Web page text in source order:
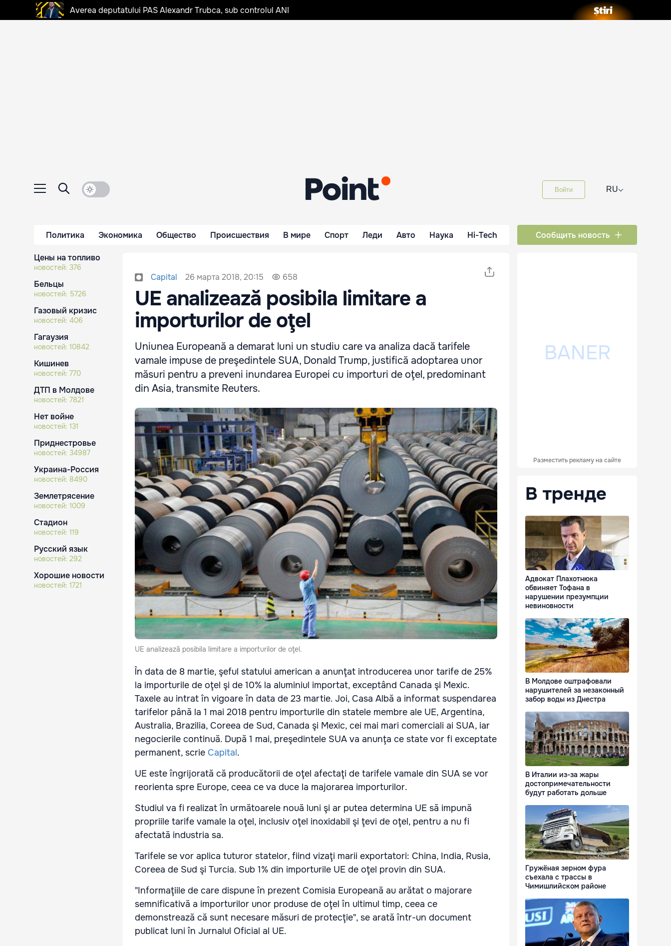
Averea deputatului PAS Alexandr Trubca, sub controlul ANI
Войти RU⌵
Политика Экономика Общество Происшествия В мире Спорт Леди Авто Наука Hi-Tech Сообщить новость
Цены на топливо
новостей: 376
Бельцы
новостей: 5726
Газовый кризис
новостей: 406
Гагаузия
новостей: 10842
Кишинев
новостей: 770
ДТП в Молдове
новостей: 7821
Нет войне
новостей: 131
Приднестровье
новостей: 34987
Украина-Россия
новостей: 8490
Землетрясение
новостей: 1009
Стадион
новостей: 119
Русский язык
новостей: 292
Хорошие новости
новостей: 1721
Capital 26 марта 2018, 20:15 658
UE analizează posibila limitare a
importurilor de oţel
Uniunea Europeană a demarat luni un studiu care va analiza dacă tarifele
vamale impuse de preşedintele SUA, Donald Trump, justifică adoptarea unor
măsuri pentru a preveni inundarea Europei cu importuri de oţel, predominant
din Asia, transmite Reuters.
UE analizează posibila limitare a importurilor de oţel.
În data de 8 martie, şeful statului american a anunţat introducerea unor tarife de 25%
la importurile de oţel şi de 10% la aluminiul importat, exceptând Canada şi Mexic.
Taxele au intrat în vigoare în data de 23 martie. Joi, Casa Albă a informat suspendarea
tarifelor până la 1 mai 2018 pentru importurile din statele membre ale UE, Argentina,
Australia, Brazilia, Coreea de Sud, Canada şi Mexic, cei mai mari comerciali ai SUA, iar
negocierile continuă. După 1 mai, preşedintele SUA va anunţa ce state vor fi exceptate
permanent, scrie Capital.
UE este îngrijorată că producătorii de oţel afectaţi de tarifele vamale din SUA se vor
reorienta spre Europe, ceea ce va duce la majorarea importurilor.
Studiul va fi realizat în următoarele nouă luni şi ar putea determina UE să impună
propriile tarife vamale la oţel, inclusiv oţel inoxidabil şi ţevi de oţel, pentru a nu fi
afectată industria sa.
Tarifele se vor aplica tuturor statelor, fiind vizaţi marii exportatori: China, India, Rusia,
Coreea de Sud şi Turcia. Sub 1% din importurile UE de oţel provin din SUA.
"Informaţiile de care dispune în prezent Comisia Europeană au arătat o majorare
semnificativă a importurilor unor produse de oţel în ultimul timp, ceea ce
demonstrează că sunt necesare măsuri de protecţie", se arată într-un document
publicat luni în Jurnalul Oficial al UE.
Разместить рекламу на сайте
В тренде
Адвокат Плахотнюка
обвиняет Тофана в
нарушении презумпции
невиновности
В Молдове оштрафовали
нарушителей за незаконный
забор воды из Днестра
В Италии из-за жары
достопримечательности
будут работать дольше
Гружёная зерном фура
съехала с трассы в
Чимишлийском районе